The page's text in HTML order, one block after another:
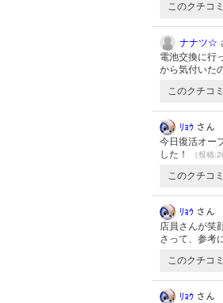
このクチコ
ナナツ☆
電池交換に行
から気付いた
このクチコ
ﾘｮｳ さん
今日復活オー
した！
（投稿
このクチコ
ﾘｮｳ さん
店員さんが笑
さって、参考
このクチコ
ﾘｮｳ さん